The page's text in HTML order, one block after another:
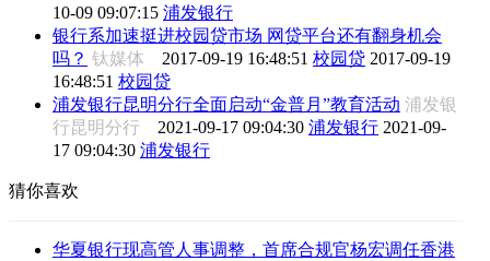
10-09 09:07:15 浦发银行
银行系加速挺进校园贷市场 网贷平台还有翻身机会
吗？ 钛媒体 2017-09-19 16:48:51 校园贷 2017-09-19
16:48:51 校园贷
浦发银行昆明分行全面启动“金普月”教育活动 浦发银
行昆明分行 2021-09-17 09:04:30 浦发银行 2021-09-
17 09:04:30 浦发银行
猜你喜欢
华夏银行现高管人事调整，首席合规官杨宏调任香港